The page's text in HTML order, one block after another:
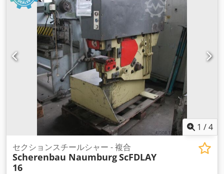
1 /4
セクションスチールシャー - 複合
Scherenbau NaumburgScFDLAY
16